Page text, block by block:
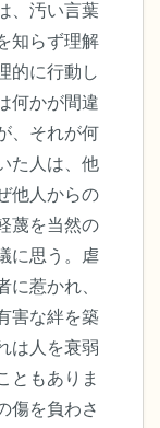
、汚い言葉
知らず理解
的に行動し
何かが間違
、それが何
た人は、他
他人からの
蔑を当然の
に思う。虐
惹かれ、
害な絆を築
は人を衰弱
ともありま
傷を負わさ